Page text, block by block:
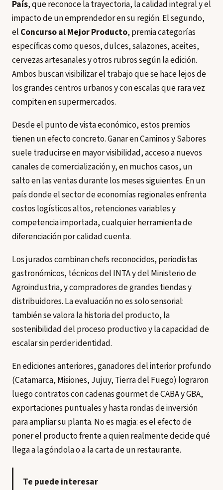
País, que reconoce la trayectoria, la calidad integral y el
impacto de un emprendedor en su región. El segundo,
el Concurso al Mejor Producto, premia categorías
específicas como quesos, dulces, salazones, aceites,
cervezas artesanales y otros rubros según la edición.
Ambos buscan visibilizar el trabajo que se hace lejos de
los grandes centros urbanos y con escalas que rara vez
compiten en supermercados.
Desde el punto de vista económico, estos premios
tienen un efecto concreto. Ganar en Caminos y Sabores
suele traducirse en mayor visibilidad, acceso a nuevos
canales de comercialización y, en muchos casos, un
salto en las ventas durante los meses siguientes. En un
país donde el sector de economías regionales enfrenta
costos logísticos altos, retenciones variables y
competencia importada, cualquier herramienta de
diferenciación por calidad cuenta.
Los jurados combinan chefs reconocidos, periodistas
gastronómicos, técnicos del INTA y del Ministerio de
Agroindustria, y compradores de grandes tiendas y
distribuidores. La evaluación no es solo sensorial:
también se valora la historia del producto, la
sostenibilidad del proceso productivo y la capacidad de
escalar sin perder identidad.
En ediciones anteriores, ganadores del interior profundo
(Catamarca, Misiones, Jujuy, Tierra del Fuego) lograron
luego contratos con cadenas gourmet de CABA y GBA,
exportaciones puntuales y hasta rondas de inversión
para ampliar su planta. No es magia: es el efecto de
poner el producto frente a quien realmente decide qué
llega a la góndola o a la carta de un restaurante.
Te puede interesar